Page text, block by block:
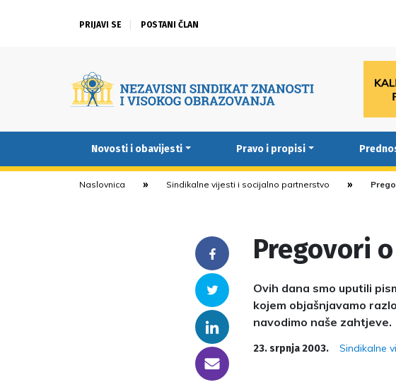
PRIJAVI SE POSTANI ČLAN
Novosti i obavijesti Pravo i propisi
Naslovnica Sindikalne vijesti i socijalno partnerstvo
Facebook
Twitter
Linkedin
someone@yoursite.com
Pregovori
Ovih dana smo uputili
kojem objašnjavamo
navodimo naše zahtjeve.
23. srpnja 2003. Sindikalne